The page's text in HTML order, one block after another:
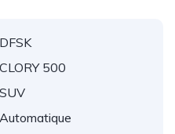
DFSK
CLORY 500
SUV
Automatique